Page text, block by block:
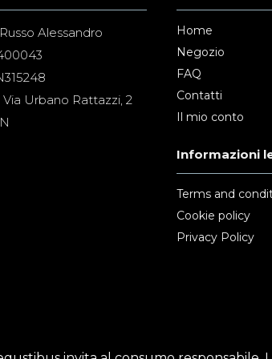
Alessandro
Urbano Rattazzi, 2
Home
Negozio
FAQ
Contatti
Il mio conto
Informazioni
Terms and
Cookie policy
Privacy Policy